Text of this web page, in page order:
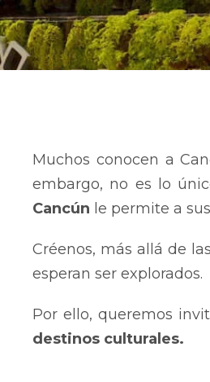
Muchos conocen a
embargo, no es lo
Cancún le permite a
Créenos, más allá de
esperan ser explorados.
Por ello, queremos
destinos culturales.